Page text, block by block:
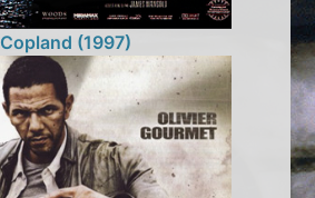
Copland (1997)